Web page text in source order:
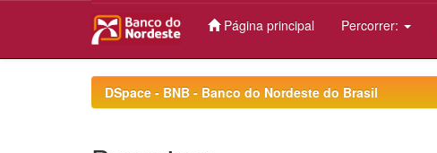
Página principal Percorrer:
DSpace - BNB - Banco do Nordeste do Brasil